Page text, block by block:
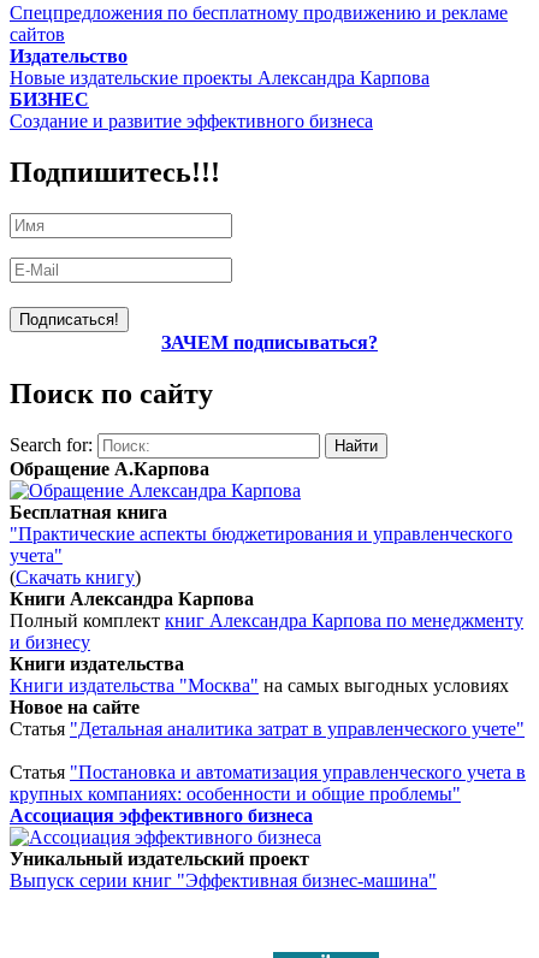
Спецпредложения по бесплатному продвижению и рекламе
сайтов
Издательство
Новые издательские проекты Александра Карпова
БИЗНЕС
Создание и развитие эффективного бизнеса
Подпишитесь!!!
ЗАЧЕМ подписываться?
Поиск по сайту
Search for:
Обращение А.Карпова
Бесплатная книга
"Практические аспекты бюджетирования и управленческого
учета"
(Скачать книгу)
Книги Александра Карпова
Полный комплект книг Александра Карпова по менеджменту
и бизнесу
Книги издательства
Книги издательства "Москва" на самых выгодных условиях
Новое на сайте
Статья "Детальная аналитика затрат в управленческого учете"
Статья "Постановка и автоматизация управленческого учета в
крупных компаниях: особенности и общие проблемы"
Ассоциация эффективного бизнеса
Уникальный издательский проект
Выпуск серии книг "Эффективная бизнес-машина"